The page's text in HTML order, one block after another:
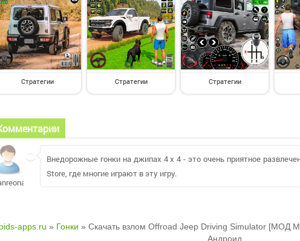
Стратегии Стратегии Стратегии
Внедорожные гонки на джипах 4 x 4 - это очень приятное
Store, где многие играют в эту игру.
apps.ru » Гонки » Скачать взлом Offroad Jeep Driving Simulator [МОД
Андроид